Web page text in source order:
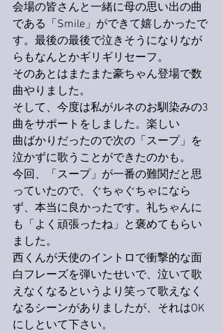
会場の皆さんと一緒に母の思い出の曲
である「Smile」ができて嬉しかったで
す。最後の最後で泣きそうになりなが
らもなんとかギリギリセーフ。
そのあとはまたまた豪ちゃん登場で数
曲やりました。
そして、今度は私がルネのお馴染みの3
曲をサポートをしました。楽しい
曲ばかりだったので次の「スープ」を
泣かずに歌うことができたのかも。
今回、「スープ」が一番の難関だと思
っていたので、ぐちゃぐちゃになら
ず、本当に良かったです。礼ちゃんに
も「よく頑張ったね」と褒めてもらい
ました。
西くんが天使のイントロで衝撃的な面
白フレーズを弾いたせいで、泣いて歌
えなくなるというより笑って歌えなく
なるシーンがありましたが、それはOK
にしといて下さい。